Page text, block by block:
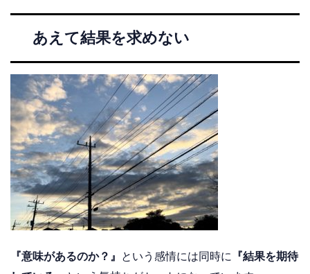
あえて結果を求めない
『意味があるのか？』 という感情には同時に
『結果を期待